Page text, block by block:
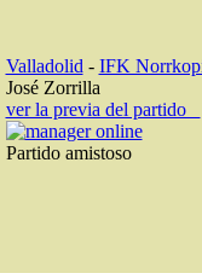
Valladolid - IFK
José Zorrilla
ver la previa del partido
Partido amistoso